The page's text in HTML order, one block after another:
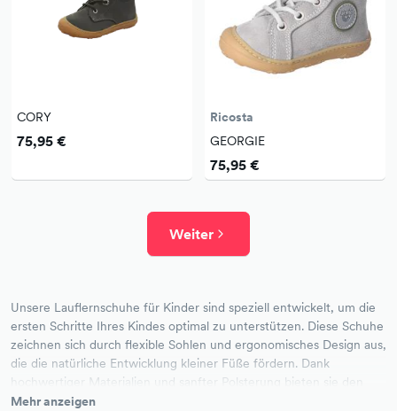
CORY
75,95 €
Ricosta
GEORGIE
75,95 €
Weiter
Unsere Lauflernschuhe für Kinder sind speziell entwickelt, um die
ersten Schritte Ihres Kindes optimal zu unterstützen. Diese Schuhe
zeichnen sich durch flexible Sohlen und ergonomisches Design aus,
die die natürliche Entwicklung kleiner Füße fördern. Dank
hochwertiger Materialien und sanfter Polsterung bieten sie den
nötigen Halt, ohne die Bewegungsfreiheit einzuschränken. Unsere
Mehr anzeigen